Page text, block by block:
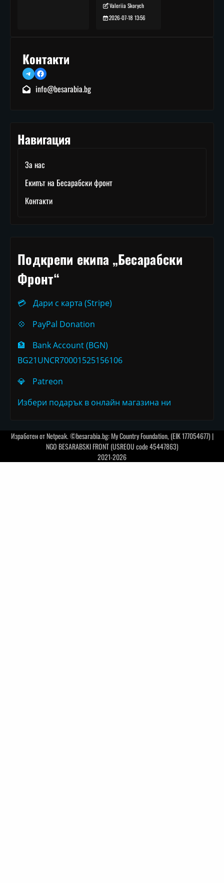
Valeriia Skorych
2026-07-18 13:56
Контакти
TelegramFacebook
info@besarabia.bg
Навигация
За нас
Екипът на Бесарабски фронт
Контакти
Подкрепи екипа „Бесарабски
Фронт“
💳
Дари с карта (Stripe)
💠
PayPal Donation
🏦
Bank Account (BGN)
BG21UNCR70001525156106
💎
Patreon
Избери подарък в онлайн магазина ни
Изработен отNetpeak. ©besarabia.bg: My Country Foundation, (EIK 177054677) |
NGO BESARABSKI FRONT (USREOU code 45447863)
2021-2026